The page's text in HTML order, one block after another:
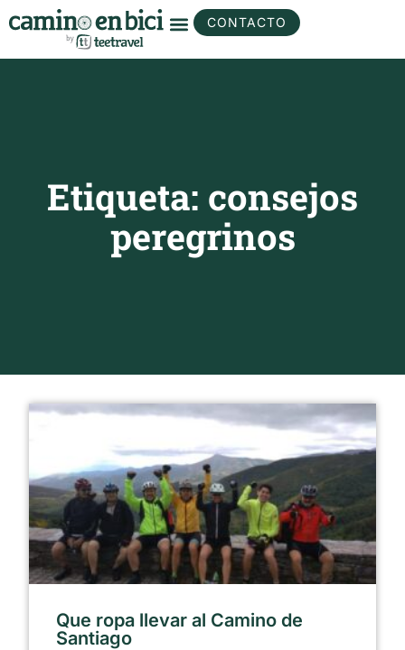
CONTACTO
Etiqueta: consejos
peregrinos
Que ropa llevar al Camino de
Santiago